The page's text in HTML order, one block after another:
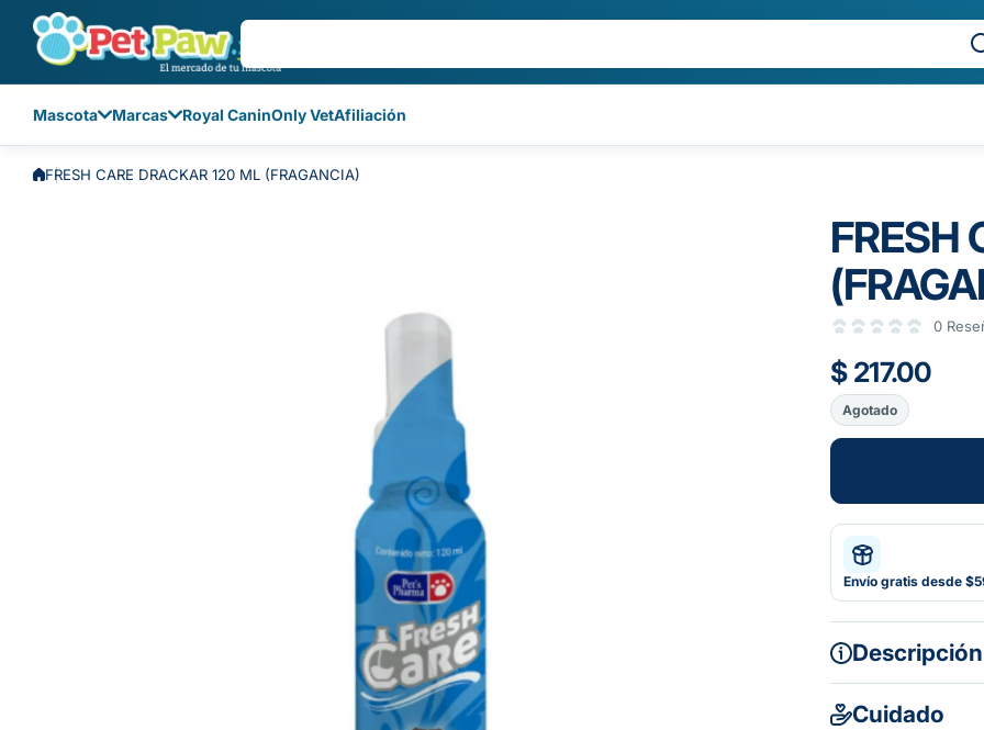
Saltar al contenido
Mascota Marcas Royal CaninOnly VetAfiliación
FRESH CARE DRACKAR 120 ML (FRAGANCIA)
FRESH
0
$ 217.00
Agotado
Envío gratis desde
Descripción
Modo
Cuidado